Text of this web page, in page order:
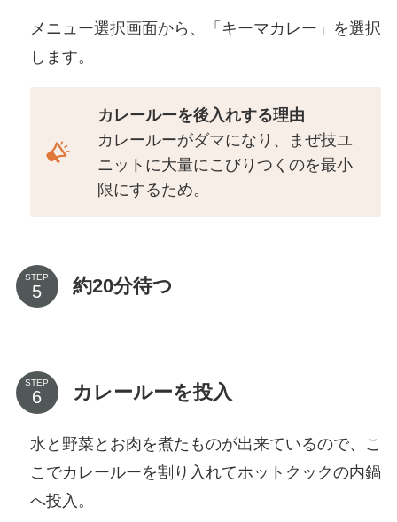
メニュー選択画面から、「キーマカレー」を選択
します。
カレールーを後入れする理由
カレールーがダマになり、まぜ技ユ
ニットに大量にこびりつくのを最小
限にするため。
STEP 約20分待つ
STEP カレールーを投入
水と野菜とお肉を煮たものが出来ているので、こ
こでカレールーを割り入れてホットクックの内鍋
へ投入。